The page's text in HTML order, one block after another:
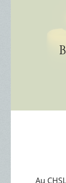
Au